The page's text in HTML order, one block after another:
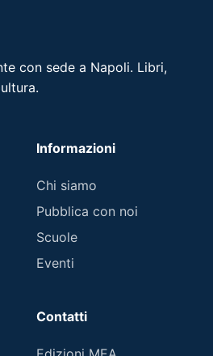
con sede a Napoli. Libri,
Informazioni
Chi siamo
Pubblica con noi
Scuole
Eventi
Contatti